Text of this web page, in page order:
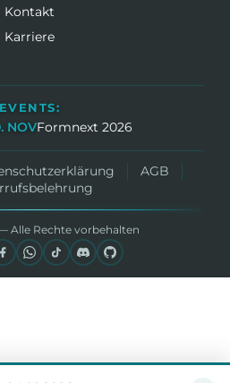
Kontakt
Karriere
EVENTS:
NOVFormnext 2026
AGB
Alle Rechte vorbehalten